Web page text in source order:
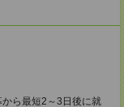
ら最短2～3日後に就